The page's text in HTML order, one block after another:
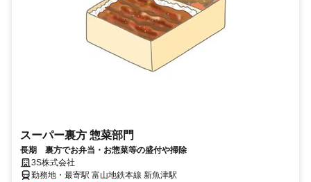
スーパー裏方 惣菜部門
長期 裏方でお弁当・お惣菜等の盛付や掃除
3S株式会社
勤務地・最寄駅 富山地鉄本線 新魚津駅